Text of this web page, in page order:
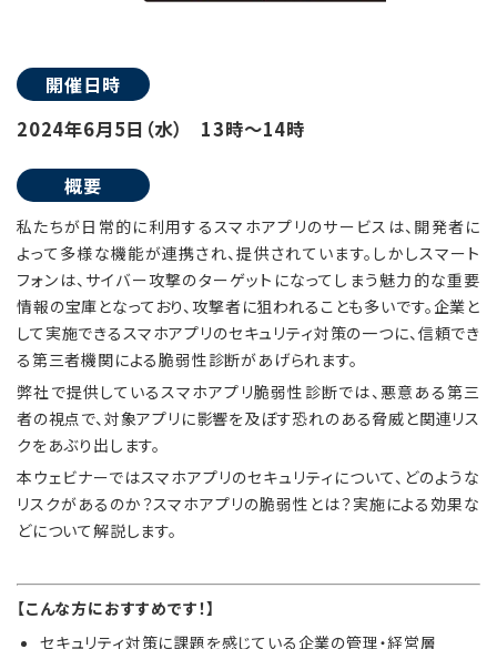
開催日時
2024年6月5日（水） 13時～14時
概要
私たちが日常的に利用するスマホアプリのサービスは、開発者に
よって多様な機能が連携され、提供されています。しかしスマート
フォンは、サイバー攻撃のターゲットになってしまう魅力的な重要
情報の宝庫となっており、攻撃者に狙われることも多いです。企業と
して実施できるスマホアプリのセキュリティ対策の一つに、信頼でき
る第三者機関による脆弱性診断があげられます。
弊社で提供しているスマホアプリ脆弱性診断では、悪意ある第三
者の視点で、対象アプリに影響を及ぼす恐れのある脅威と関連リス
クをあぶり出します。
本ウェビナーではスマホアプリのセキュリティについて、どのような
リスクがあるのか？スマホアプリの脆弱性とは？実施による効果な
どについて解説します。
【こんな方におすすめです！】
セキュリティ対策に課題を感じている企業の管理・経営層